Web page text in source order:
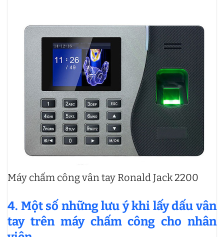
Máy chấm công vân tay Ronald Jack 2200
4. Một số những lưu ý khi lấy dấu vân
tay trên máy chấm công cho nhân